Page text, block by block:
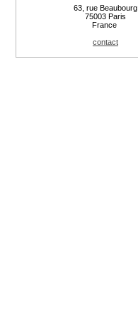
63, rue Beaubourg
75003 Paris
France
contact